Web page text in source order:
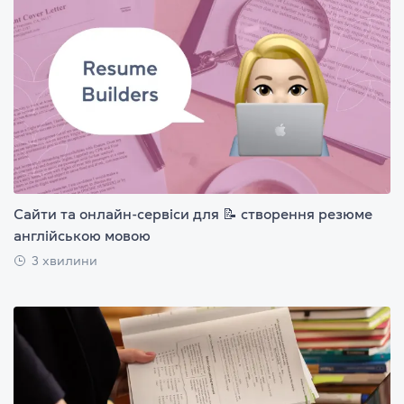
Сайти та онлайн-сервіси для 📝 створення резюме
англійською мовою
3 хвилини